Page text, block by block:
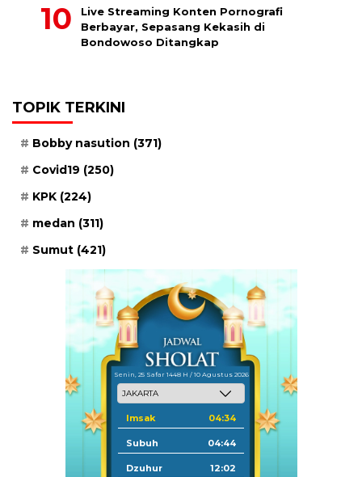
Live Streaming Konten Pornografi
Berbayar, Sepasang Kekasih di
Bondowoso Ditangkap
TOPIK TERKINI
Bobby nasution (371)
Covid19 (250)
KPK (224)
medan (311)
Sumut (421)
Senin, 25 Safar 1448 H / 10 Agustus 2026
Imsak 04:34
Subuh 04:44
Dzuhur 12:02